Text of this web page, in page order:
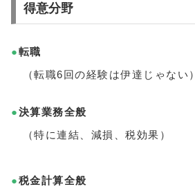
得意分野
●転職
（転職6回の経験は伊達じゃない）
●決算業務全般
（特に連結、減損、税効果）
●税金計算全般